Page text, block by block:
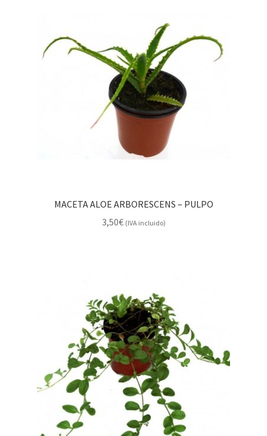
MACETA ALOE ARBORESCENS – PULPO
3,50€ (IVA incluido)